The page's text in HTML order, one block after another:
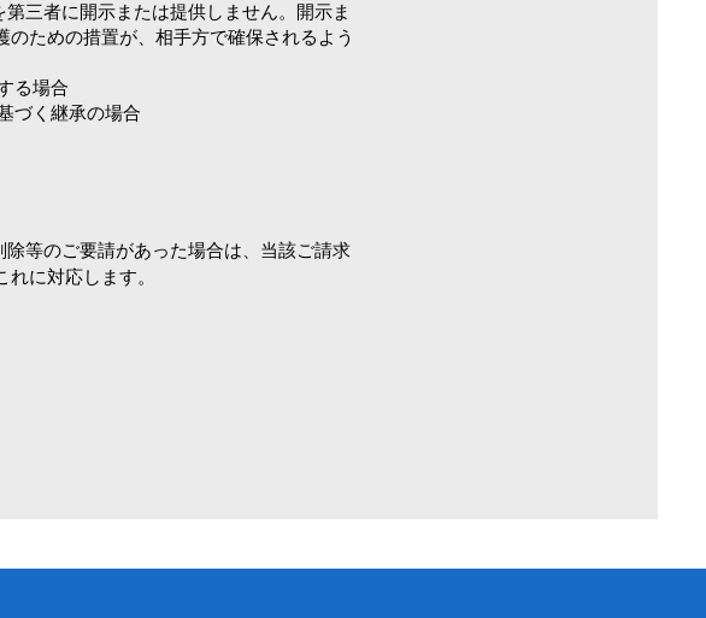
三者に開示または提供しません。開示ま
ための措置が、相手方で確保されるよう
る場合
づく継承の場合
等のご要請があった場合は、当該ご請求
に対応します。